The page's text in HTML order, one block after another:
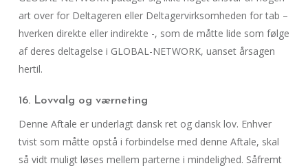
art over for Deltageren eller Deltagervirksomheden for tab –
hverken direkte eller indirekte -, som de måtte lide som følge
af deres deltagelse i GLOBAL-NETWORK, uanset årsagen
hertil.
16. Lovvalg og værneting
Denne Aftale er underlagt dansk ret og dansk lov. Enhver
tvist som måtte opstå i forbindelse med denne Aftale, skal
så vidt muligt løses mellem parterne i mindelighed. Såfremt